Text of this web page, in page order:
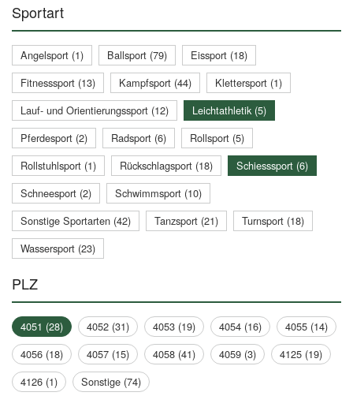
Sportart
Angelsport (1) Ballsport (79)
Eissport (18)
Fitnesssport (13)
Kampfsport (44)
Klettersport (1)
Lauf- und Orientierungssport (12)
Leichtathletik (5)
Pferdesport (2)
Radsport (6)
Rollsport (5)
Rollstuhlsport (1)
Rückschlagsport (18)
Schiesssport (6)
Schneesport (2)
Schwimmsport (10)
Sonstige Sportarten (42)
Tanzsport (21)
Turnsport (18)
Wassersport (23)
PLZ
4051 (28) 4052 (31) 4053 (19) 4054 (16)
4055 (14)
4056 (18)
4057 (15) 4058 (41) 4059 (3)
4125 (19)
4126 (1)
Sonstige (74)